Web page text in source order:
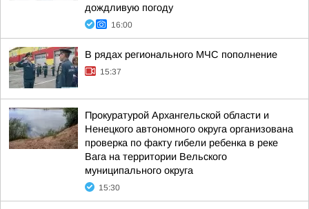
дождливую погоду
16:00
В рядах регионального МЧС пополнение
15:37
Прокуратурой Архангельской области и
Ненецкого автономного округа организована
проверка по факту гибели ребенка в реке
Вага на территории Вельского
муниципального округа
15:30